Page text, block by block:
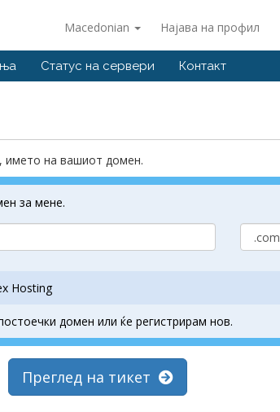
Macedonian Најава на профил
Статус на сервери Контакт
името на вашиот домен.
за мене.
Hosting
домен или ќе регистрирам нов.
Преглед на тикет